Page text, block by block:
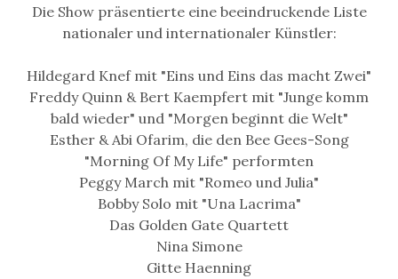
Die Show präsentierte eine beeindruckende Liste
nationaler und internationaler Künstler:
Hildegard Knef mit "Eins und Eins das macht Zwei"
Freddy Quinn & Bert Kaempfert mit "Junge komm
bald wieder" und "Morgen beginnt die Welt"
Esther & Abi Ofarim, die den Bee Gees-Song
"Morning Of My Life" performten
Peggy March mit "Romeo und Julia"
Bobby Solo mit "Una Lacrima"
Das Golden Gate Quartett
Nina Simone
Gitte Haenning